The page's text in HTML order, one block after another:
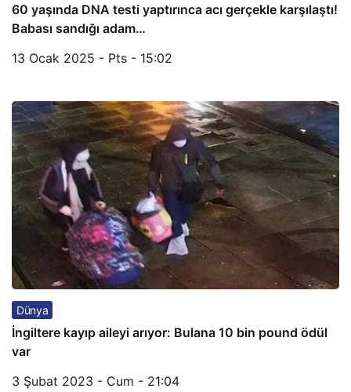
60 yaşında DNA testi yaptırınca acı gerçekle karşılaştı!
Babası sandığı adam…
13 Ocak 2025 - Pts - 15:02
Dünya
İngiltere kayıp aileyi arıyor: Bulana 10 bin pound ödül
var
3 Şubat 2023 - Cum - 21:04